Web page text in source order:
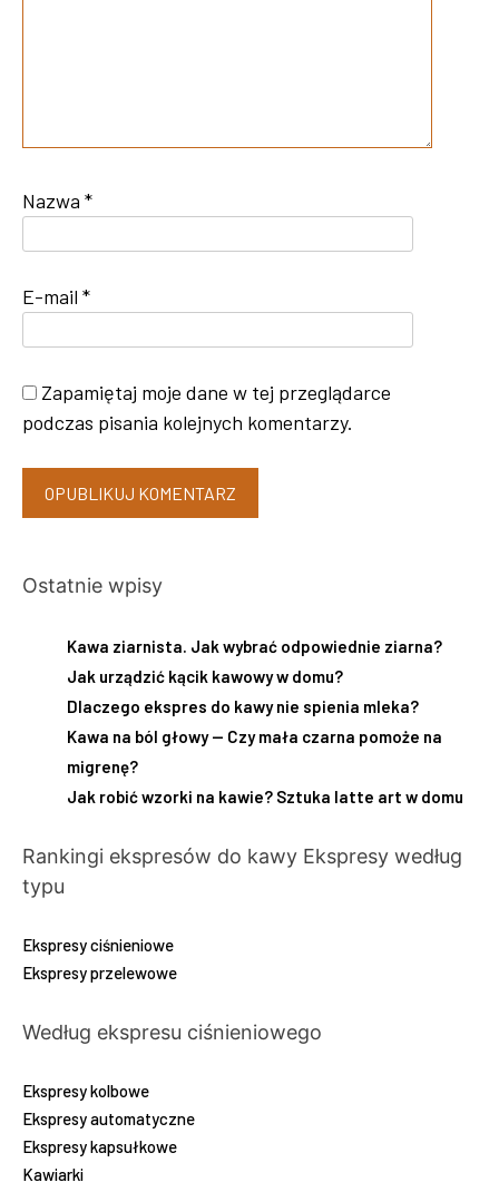
Nazwa *
E-mail *
Zapamiętaj moje dane w tej przeglądarce
podczas pisania kolejnych komentarzy.
Ostatnie wpisy
Kawa ziarnista. Jak wybrać odpowiednie ziarna?
Jak urządzić kącik kawowy w domu?
Dlaczego ekspres do kawy nie spienia mleka?
Kawa na ból głowy — Czy mała czarna pomoże na
migrenę?
Jak robić wzorki na kawie? Sztuka latte art w domu
Rankingi ekspresów do kawy Ekspresy według
typu
Ekspresy ciśnieniowe
Ekspresy przelewowe
Według ekspresu ciśnieniowego
Ekspresy kolbowe
Ekspresy automatyczne
Ekspresy kapsułkowe
Kawiarki